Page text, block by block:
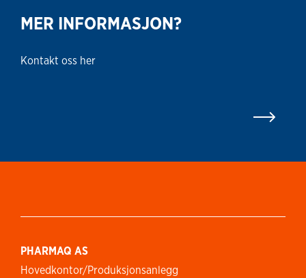
MER INFORMASJON?
Kontakt oss her
PHARMAQ AS
Hovedkontor/Produksjonsanlegg